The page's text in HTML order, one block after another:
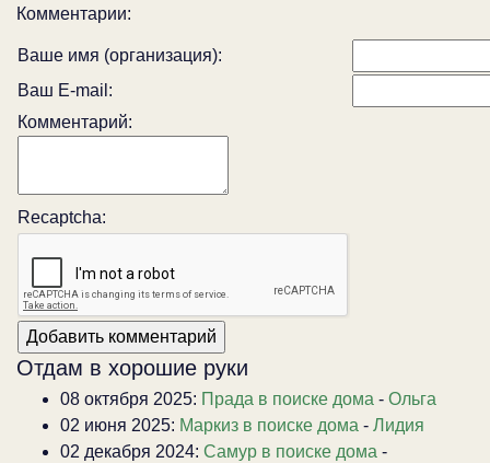
Комментарии:
Ваше имя (организация):
Ваш E-mail:
Комментарий:
Recaptcha:
Отдам в хорошие руки
08 октября 2025: Прада в поиске дома - Ольга
02 июня 2025: Маркиз в поиске дома - Лидия
02 декабря 2024: Самур в поиске дома -